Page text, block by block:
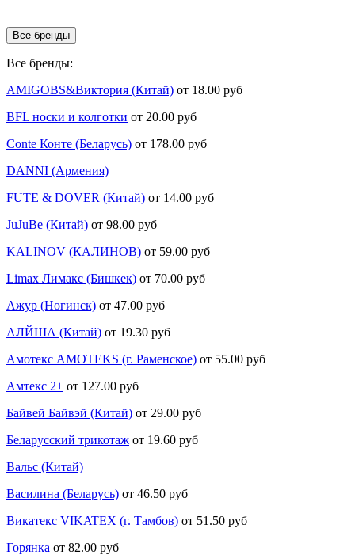
Все бренды
Все бренды:
AMIGOBS&Виктория (Китай) от 18.00 руб
BFL носки и колготки от 20.00 руб
Conte Конте (Беларусь) от 178.00 руб
DANNI (Армения)
FUTE & DOVER (Китай) от 14.00 руб
JuJuBe (Китай) от 98.00 руб
KALINOV (КАЛИНОВ) от 59.00 руб
Limax Лимакс (Бишкек) от 70.00 руб
Ажур (Ногинск) от 47.00 руб
АЛЙША (Китай) от 19.30 руб
Амотекс AMOTEKS (г. Раменское) от 55.00 руб
Амтекс 2+ от 127.00 руб
Байвей Байвэй (Китай) от 29.00 руб
Беларусский трикотаж от 19.60 руб
Вальс (Китай)
Василина (Беларусь) от 46.50 руб
Викатекс VIKATEX (г. Тамбов) от 51.50 руб
Горянка от 82.00 руб